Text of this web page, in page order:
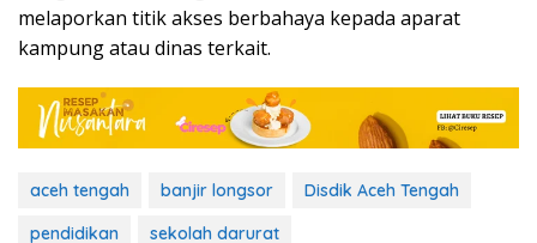
melaporkan titik akses berbahaya kepada aparat
kampung atau dinas terkait.
aceh tengah banjir longsor
Disdik Aceh Tengah
pendidikan
sekolah darurat